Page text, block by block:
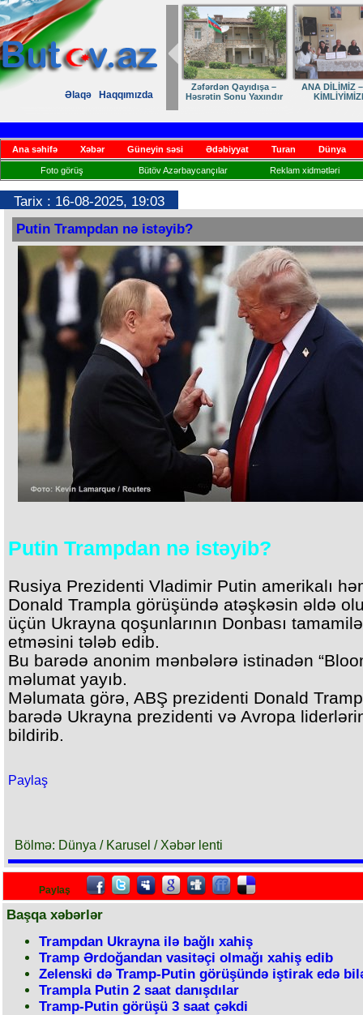
Əlaqə Haqqımızda
Zəfərdən Qayıdışa –
Həsrətin Sonu Yaxındır
ANA DİLİMİZ
Ana səhifə Xəbər Güneyin səsi Ədəbiyyat Turan Dünya
Foto görüş Bütöv Azərbaycançılar Reklam xidmətləri
Tarix : 16-08-2025, 19:03
Putin Trampdan nə istəyib?
Putin Trampdan nə istəyib?
Rusiya Prezidenti Vladimir Putin amerikalı
Donald Trampla görüşündə atəşkəsin əldə
üçün Ukrayna qoşunlarının Donbası
etməsini tələb edib.
Bu barədə anonim mənbələrə istinadən
məlumat yayıb.
Məlumata görə, ABŞ prezidenti Donald
barədə Ukrayna prezidenti və Avropa
bildirib.
Paylaş
Bölmə: Dünya / Karusel / Xəbər lenti
Paylaş
Başqa xəbərlər
Trampdan Ukrayna ilə bağlı xahiş
Tramp Ərdoğandan vasitəçi olmağı xahiş edib
Zelenski də Tramp-Putin görüşündə iştirak edə
Trampla Putin 2 saat danışdılar
Tramp-Putin görüşü 3 saat çəkdi